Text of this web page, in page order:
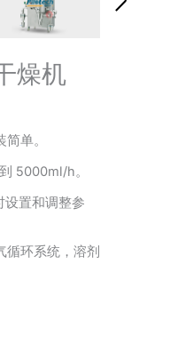
燥机
单。
5000ml/h。
设置和调整参
循环系统，溶剂